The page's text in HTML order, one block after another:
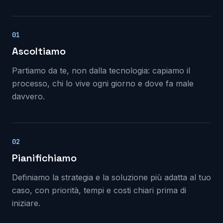
01
Ascoltiamo
Partiamo da te, non dalla tecnologia: capiamo il
processo, chi lo vive ogni giorno e dove fa male
davvero.
02
Pianifichiamo
Definiamo la strategia e la soluzione più adatta al tuo
caso, con priorità, tempi e costi chiari prima di
iniziare.